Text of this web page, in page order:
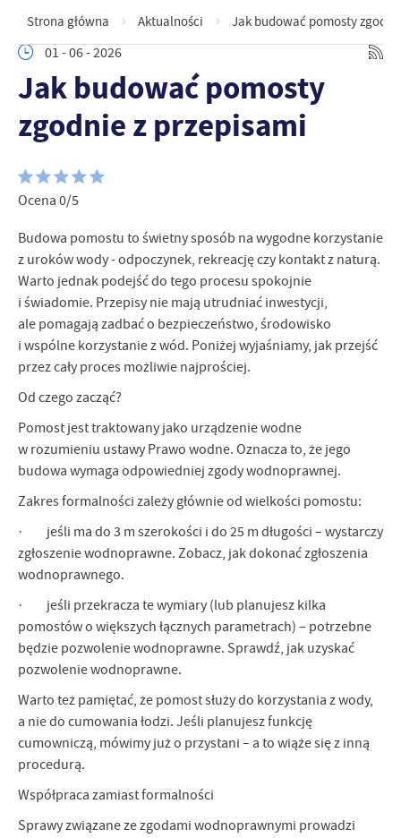
Strona główna Aktualności
Jak budować pomosty
01 - 06 - 2026
Jak budować pomosty
zgodnie z przepisami
Ocena 0/5
Budowa pomostu to świetny sposób na wygodne korzystanie
z uroków wody - odpoczynek, rekreację czy kontakt z naturą.
Warto jednak podejść do tego procesu spokojnie
i świadomie. Przepisy nie mają utrudniać inwestycji,
ale pomagają zadbać o bezpieczeństwo, środowisko
i wspólne korzystanie z wód. Poniżej wyjaśniamy, jak przejść
przez cały proces możliwie najprościej.
Od czego zacząć?
Pomost jest traktowany jako urządzenie wodne
w rozumieniu ustawy Prawo wodne. Oznacza to, że jego
budowa wymaga odpowiedniej zgody wodnoprawnej.
Zakres formalności zależy głównie od wielkości pomostu:
· jeśli ma do 3 m szerokości i do 25 m długości – wystarczy
zgłoszenie wodnoprawne. Zobacz, jak dokonać zgłoszenia
wodnoprawnego.
· jeśli przekracza te wymiary (lub planujesz kilka
pomostów o większych łącznych parametrach) – potrzebne
będzie pozwolenie wodnoprawne. Sprawdź, jak uzyskać
pozwolenie wodnoprawne.
Warto też pamiętać, że pomost służy do korzystania z wody,
a nie do cumowania łodzi. Jeśli planujesz funkcję
cumowniczą, mówimy już o przystani – a to wiąże się z inną
procedurą.
Współpraca zamiast formalności
Sprawy związane ze zgodami wodnoprawnymi prowadzi